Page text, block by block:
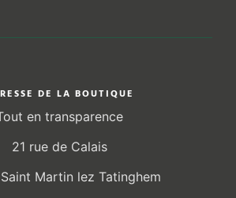
DE LA BOUTIQUE
en transparence
21 rue de Calais
Martin lez Tatinghem